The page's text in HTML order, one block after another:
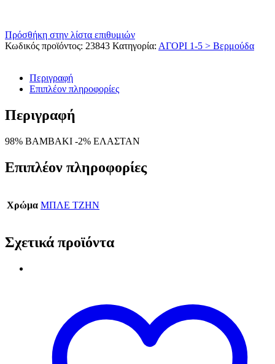
Πρόσθήκη στην λίστα επιθυμιών
Κωδικός προϊόντος: 23843 Κατηγορία: ΑΓΟΡΙ 1-5 > Βερμούδα
Περιγραφή
Επιπλέον πληροφορίες
Περιγραφή
98% ΒΑΜΒΑΚΙ -2% ΕΛΑΣΤΑΝ
Επιπλέον πληροφορίες
Χρώμα ΜΠΛΕ ΤΖΗΝ
Σχετικά προϊόντα